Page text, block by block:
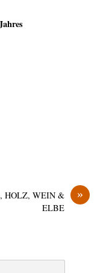
»
HOLZ, WEIN &
ELBE